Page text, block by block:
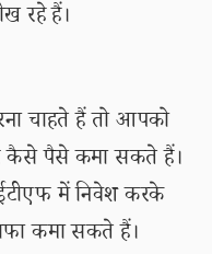
रहे हैं।
चाहते हैं तो आपको
कैसे पैसे कमा सकते हैं।
में निवेश करके
कमा सकते हैं।